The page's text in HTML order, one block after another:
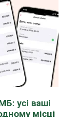
усі ваші
місці